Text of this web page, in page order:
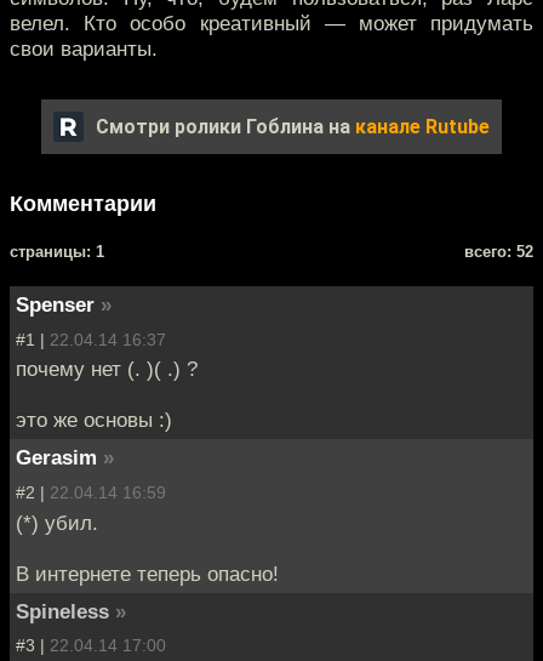
велел. Кто особо креативный — может придумать
свои варианты.
Смотри ролики Гоблина на канале Rutube
Комментарии
cтраницы: 1 всего: 52
Spenser »
#1 | 22.04.14 16:37
почему нет (. )( .) ?
это же основы :)
Gerasim »
#2 | 22.04.14 16:59
(*) убил.
В интернете теперь опасно!
Spineless »
#3 | 22.04.14 17:00